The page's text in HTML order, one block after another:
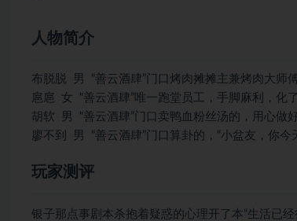
人物简介
布脱脱 男 “善云酒肆”门口烤肉摊摊主兼烤肉大师
扈扈 女 “善云酒肆”唯一跑堂员工，手脚麻利，化
胡软 男 “善云酒肆”门口卖鸭血粉丝汤的，用心做
廖不到 男 “善云酒肆”门口算卦的，“小盆友，你
玩家测评
银子那点事剧本杀抱着疑惑的心理开了本“生活已